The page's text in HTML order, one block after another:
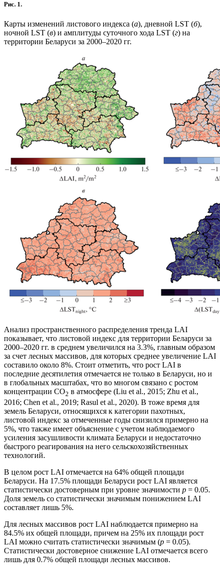
Рис. 1.
Карты изменений листового индекса (a), дневной LST (б),
ночной LST (в) и амплитуды суточного хода LST (г) на
территории Беларуси за 2000–2020 гг.
Анализ пространственного распределения тренда LAI
показывает, что листовой индекс для территории Беларуси за
2000–2020 гг. в среднем увеличился на 3.3%, главным образом
за счет лесных массивов, для которых среднее увеличение LAI
составило около 8%. Стоит отметить, что рост LAI в
последние десятилетия отмечается не только в Беларуси, но и
в глобальных масштабах, что во многом связано с ростом
концентрации CO2 в атмосфере (Liu et al., 2015; Zhu et al.,
2016; Chen et al., 2019; Rasul et al., 2020). В тоже время для
земель Беларуси, относящихся к категории пахотных,
листовой индекс за отмеченные годы снизился примерно на
5%, что также имеет объяснение с учетом наблюдаемого
усиления засушливости климата Беларуси и недостаточно
быстрого реагирования на него сельскохозяйственных
технологий.
В целом рост LAI отмечается на 64% общей площади
Беларуси. На 17.5% площади Беларуси рост LAI является
статистически достоверным при уровне значимости p = 0.05.
Доля земель со статистически значимым понижением LAI
составляет лишь 5%.
Для лесных массивов рост LAI наблюдается примерно на
84.5% их общей площади, причем на 25% их площади рост
LAI можно считать статистически значимым (p = 0.05).
Статистически достоверное снижение LAI отмечается всего
лишь для 0.7% общей площади лесных массивов.